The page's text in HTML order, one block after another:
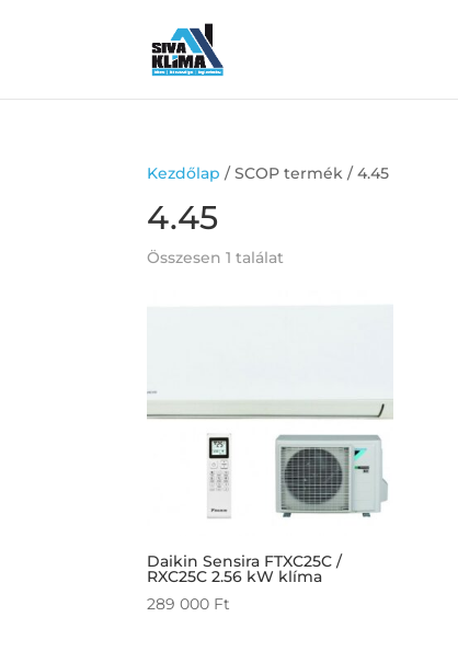
Kezdőlap / SCOP termék / 4.45
4.45
Összesen 1 találat
Daikin Sensira FTXC25C /
RXC25C 2.56 kW klíma
289 000 Ft